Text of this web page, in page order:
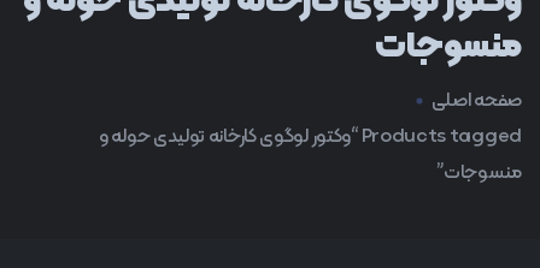
منسوجات
صفحه اصلی
Products tagged “وکتور لوگوی کارخانه تولیدی حوله و
منسوجات”